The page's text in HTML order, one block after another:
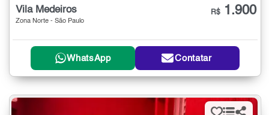
Vila Medeiros
Zona Norte - São Paulo
R$ 1.900
WhatsApp Contatar